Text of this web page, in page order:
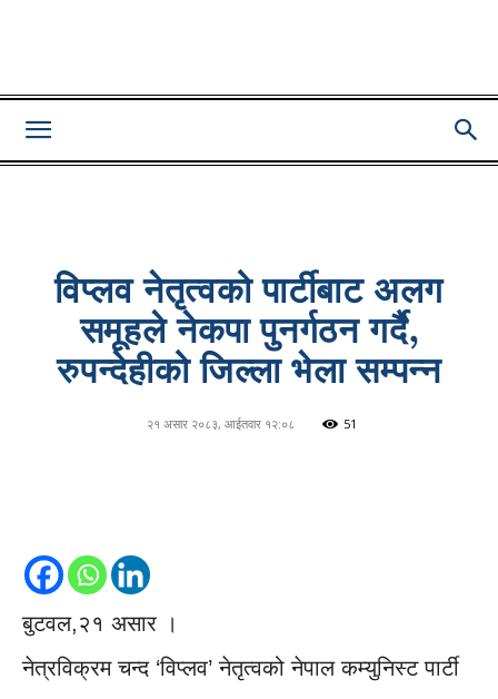
Lumbini
विप्लव नेतृत्वको पार्टीबाट अलग
समूहले नेकपा पुनर्गठन गर्दै,
रुपन्देहीको जिल्ला भेला सम्पन्न
२१ असार २०८३, आईतवार १२:०८ 51
बुटवल,२१ असार ।
नेत्रविक्रम चन्द ‘विप्लव’ नेतृत्वको नेपाल कम्युनिस्ट पार्टी